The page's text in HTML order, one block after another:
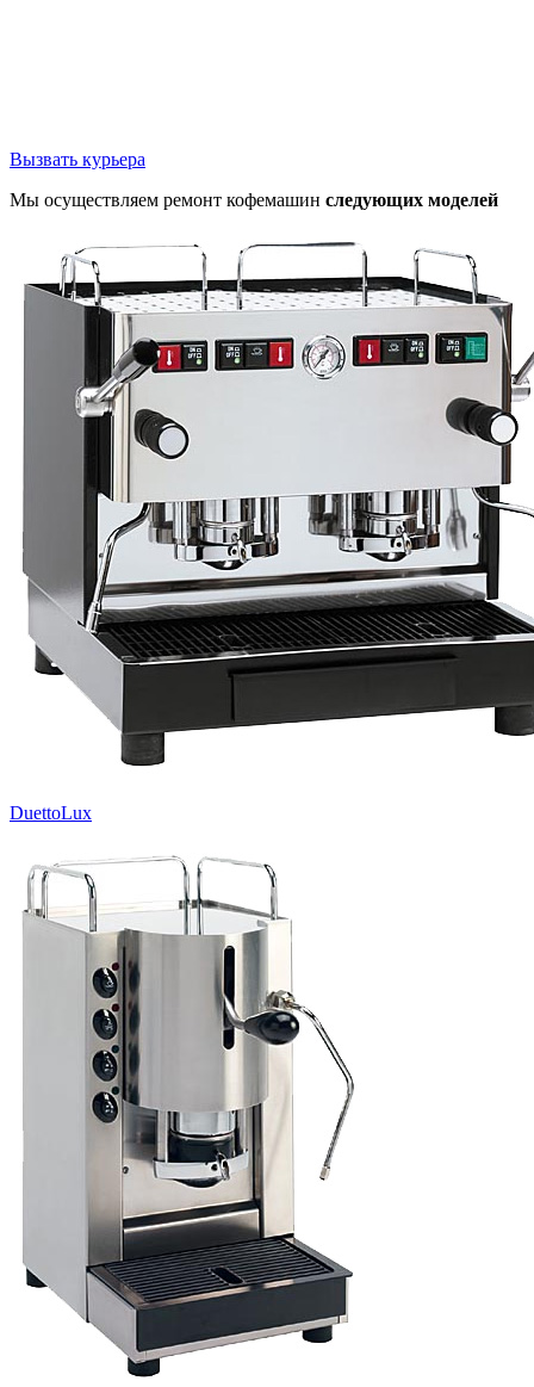
Вызвать курьера
Мы осуществляем ремонт кофемашин следующих моделей
DuettoLux